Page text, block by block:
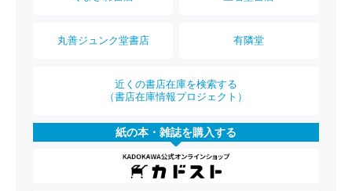
丸善ジュンク堂書店 有隣堂
近くの書店在庫を検索する
（書店在庫情報プロジェクト）
紙の本・雑誌を購入する